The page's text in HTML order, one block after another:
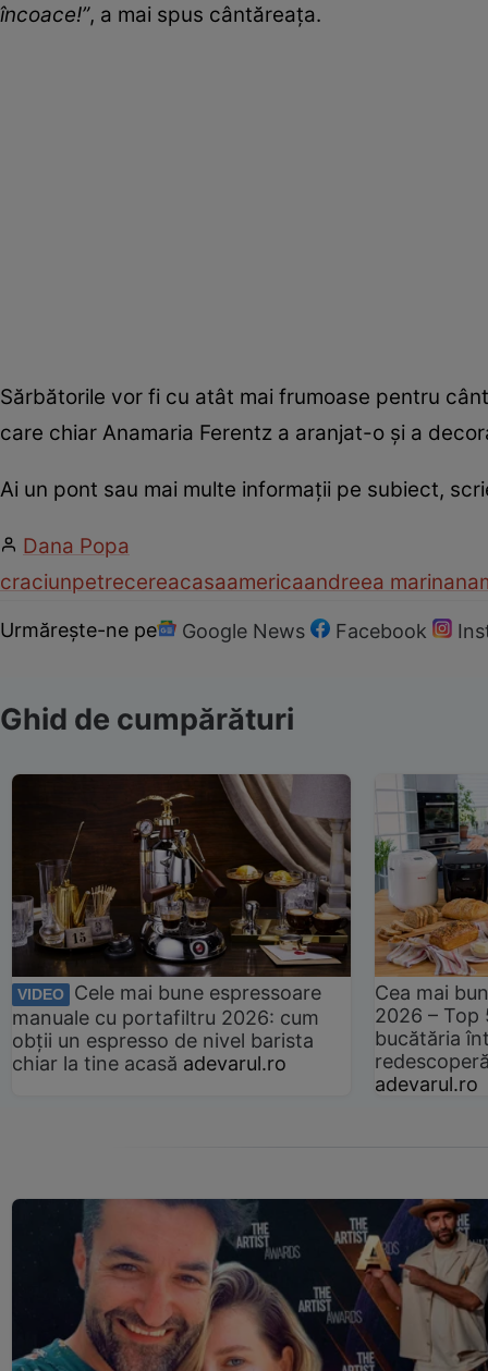
încoace!”, a mai spus cântăreaţa.
Sărbătorile vor fi cu atât mai frumoase pentru
care chiar Anamaria Ferentz a aranjat-o şi a
Ai un pont sau mai multe informații pe subiect,
Dana Popa
craciunpetrecereacasaamericaandreea marin
Urmărește-ne pe Google News Facebook
Ghid de cumpărături
VIDEO
Cele mai bune espressoare
manuale cu portafiltru 2026: cum
obții un espresso de nivel barista
chiar la tine acasă adevarul.ro
Cea mai
2026 –
bucătăria
adevarul.ro